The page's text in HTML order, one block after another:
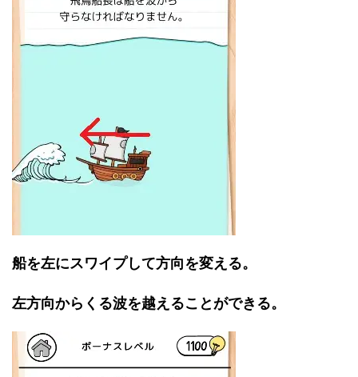
船を左にスワイプして方向を変える。
左方向からくる波を越えることができる。